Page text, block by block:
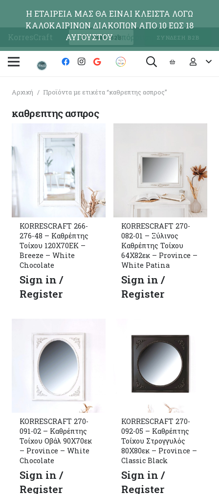
KorresCraft ΕΓΓΡΑΦΗ Β2Β ΣΥΝΔΕΣΗ Β2Β
Αρχική / Προϊόντα με ετικέτα “καθρεπτης ασπρος”
καθρεπτης ασπρος
KORRESCRAFT 266-
276-48 – Καθρέπτης
Τοίχου 120Χ70ΕΚ –
Breeze – White
Chocolate
Sign in /
Register
KORRESCRAFT 270-
082-01 – Ξύλινος
Καθρέπτης Τοίχου
64Χ82εκ – Province –
White Patina
Sign in /
Register
KORRESCRAFT 270-
091-02 – Καθρέπτης
Τοίχου Οβάλ 90Χ70εκ
– Province – White
Chocolate
Sign in /
Register
KORRESCRAFT 270-
092-05 – Καθρέπτης
Τοίχου Στρογγυλός
80Χ80εκ – Province –
Classic Black
Sign in /
Register
Η ΕΤΑΙΡΕΙΑ ΜΑΣ ΘΑ ΕΙΝΑΙ ΚΛΕΙΣΤΑ ΛΟΓΩ
ΚΑΛΟΚΑΙΡΙΝΩΝ ΔΙΑΚΟΠΩΝ ΑΠΟ 10 ΕΩΣ 18
ΑΥΓΟΥΣΤΟΥΑπόρριψη